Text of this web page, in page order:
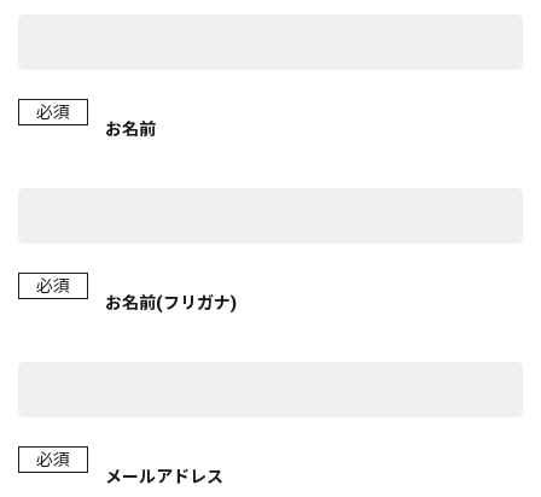
必須
お名前
必須
お名前(フリガナ)
必須
メールアドレス